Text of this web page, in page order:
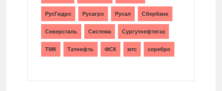
РусГидро Русагро Русал Сбербанк
Северсталь Система Сургутнефтегаз
ТМК Татнефть ФСК мтс серебро